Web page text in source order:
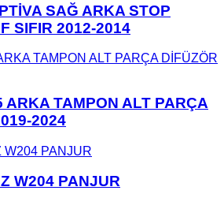
SAĞ ARKA STOP
SIFIR 2012-2014
ARKA TAMPON ALT PARÇA
2024
W204 PANJUR